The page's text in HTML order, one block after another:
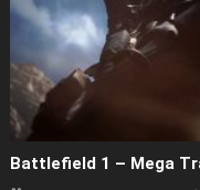
Battlefield 1 – Mega